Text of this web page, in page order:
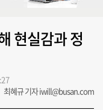
현실감과 정
최혜규 기자 iwill@busan.com